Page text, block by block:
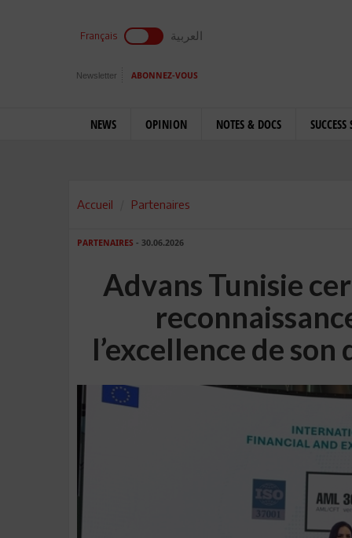
Français العربية
Newsletter ABONNEZ-VOUS
NEWS OPINION NOTES & DOCS SUCCESS
Accueil Partenaires
PARTENAIRES - 30.06.2026
Advans Tunisie
l’excellence de